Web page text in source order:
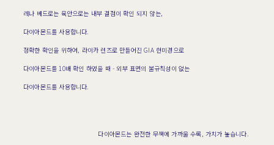
레나 베드로는 육안으로는 내부 결점이 확인 되지 않는,
다이아몬드를 사용합니다.
정확한 확인을 위하여, 라이카 렌즈로 만들어진 GIA 현미경으로
다이아몬드를 10배 확인 하였을 때 - 외부 표면의 불규칙성이 없는
다이아몬드를 사용합니다.
다이아몬드는 완전한 무색에 가까울 수록, 가치가 높습니다.